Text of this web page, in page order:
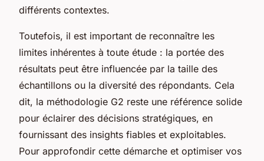
différents contextes.
Toutefois, il est important de reconnaître les
limites inhérentes à toute étude : la portée des
résultats peut être influencée par la taille des
échantillons ou la diversité des répondants. Cela
dit, la méthodologie G2 reste une référence solide
pour éclairer des décisions stratégiques, en
fournissant des insights fiables et exploitables.
Pour approfondir cette démarche et optimiser vos